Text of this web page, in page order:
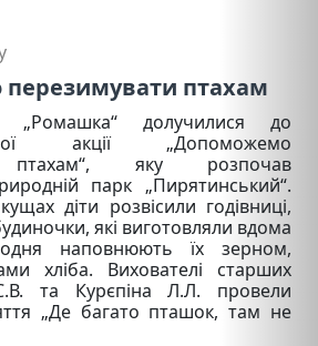
птахам
„Ромашка“ долучилися до
акції „Допоможемо
птахам“, яку розпочав
парк „Пирятинський“.
діти розвісили годівниці,
які виготовляли вдома
наповнюють їх зерном,
хліба. Вихователі старших
та Курєпіна Л.Л. провели
„Де багато пташок, там не